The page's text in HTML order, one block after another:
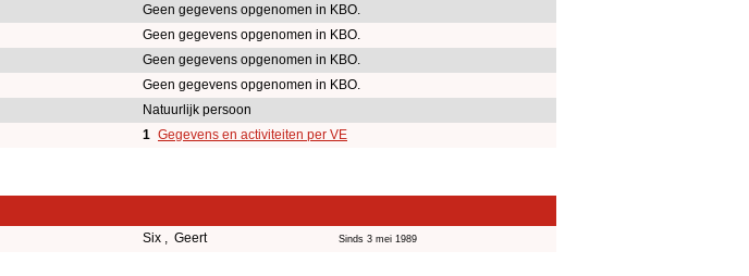
Geen gegevens opgenomen in KBO.
Geen gegevens opgenomen in KBO.
Geen gegevens opgenomen in KBO.
Geen gegevens opgenomen in KBO.
Natuurlijk persoon
1 Gegevens en activiteiten per VE
Six , Geert Sinds 3 mei 1989